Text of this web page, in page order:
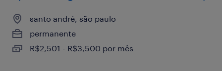
santo andré, são paulo
permanente
R$2,501 - R$3,500 por mês